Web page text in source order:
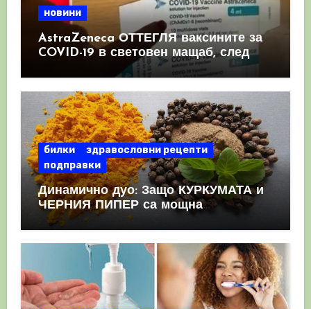
новини
AstraZeneca ОТТЕГЛЯ ваксините за
COVID-19 в световен мащаб, след
като призна, че те причиняват
билки
здравословни рецепти
подправки
Динамично дуо: Защо КУРКУМАТА и
ЧЕРНИЯ ПИПЕР са мощна
комбинация